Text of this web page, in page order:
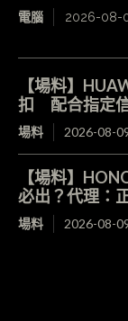
電腦 2026-08-
【場料】
扣 配合指定
場料 2026-08-
【場料】
必出？代理：
場料 2026-08-